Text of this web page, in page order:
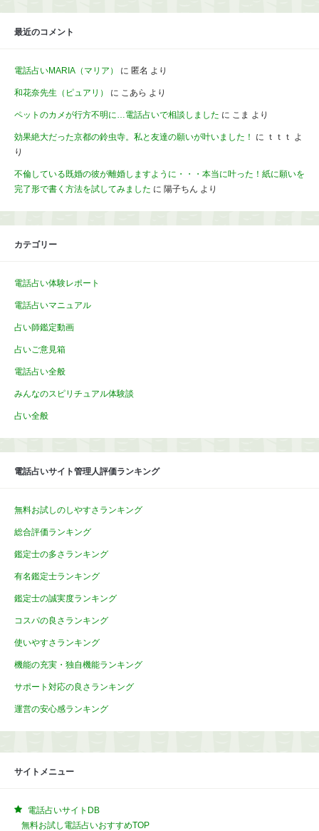
最近のコメント
電話占いMARIA（マリア） に 匿名 より
和花奈先生（ピュアリ） に こあら より
ペットのカメが行方不明に…電話占いで相談しました に こま より
効果絶大だった京都の鈴虫寺。私と友達の願いが叶いました！ に ｔｔｔ
よ
り
不倫している既婚の彼が離婚しますように・・・本当に叶った！紙に願いを
完了形で書く方法を試してみました に 陽子ちん より
カテゴリー
電話占い体験レポート
電話占いマニュアル
占い師鑑定動画
占いご意見箱
電話占い全般
みんなのスピリチュアル体験談
占い全般
電話占いサイト管理人評価ランキング
無料お試しのしやすさランキング
総合評価ランキング
鑑定士の多さランキング
有名鑑定士ランキング
鑑定士の誠実度ランキング
コスパの良さランキング
使いやすさランキング
機能の充実・独自機能ランキング
サポート対応の良さランキング
運営の安心感ランキング
サイトメニュー
電話占いサイトDB
無料お試し電話占いおすすめTOP